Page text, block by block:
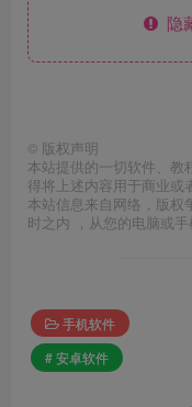
隐
© 版权声明
本站提供的一切软件、教
得将上述内容用于商业或
本站信息来自网络，版权
时之内 ，从您的电脑或手
手机软件
# 安卓软件